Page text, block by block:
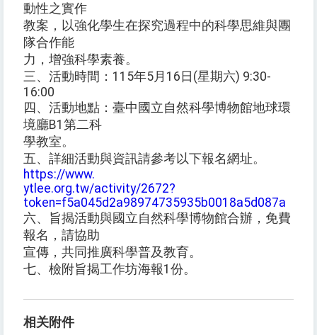
動性之實作
教案，以強化學生在探究過程中的科學思維與團
隊合作能
力，增強科學素養。
三、活動時間：115年5月16日(星期六) 9:30-
16:00
四、活動地點：臺中國立自然科學博物館地球環
境廳B1第二科
學教室。
五、詳細活動與資訊請參考以下報名網址。
https://www.
ytlee.org.tw/activity/2672?
token=f5a045d2a98974735935b0018a5d087a
六、旨揭活動與國立自然科學博物館合辦，免費
報名，請協助
宣傳，共同推廣科學普及教育。
七、檢附旨揭工作坊海報1份。
相关附件